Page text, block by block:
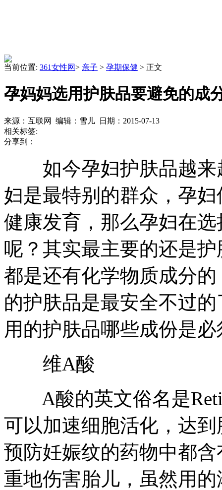
当前位置: 361女性网> 亲子 > 孕期保健 > 正文
孕妈妈选用护肤品要避免的成
来源：互联网 编辑：雪儿 日期：2015-07-13
相关标签:
分享到：
如今孕妇护肤品越来
妇是最特别的群众，孕
健康发育，那么孕妇在
呢？其实最主要的还是
都是还有化学物质成分
的护肤品是最安全不过
用的护肤品哪些成份是
维A酸
A酸的英文俗名是
可以加速细胞活化，达
预防妊娠纹的药物中都
重地伤害胎儿，虽然用